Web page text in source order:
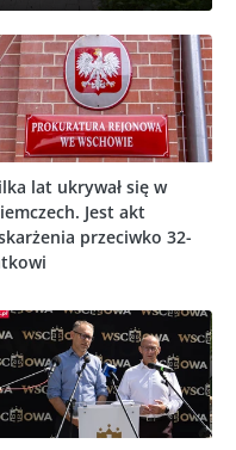
lat ukrywał się w
Jest akt
przeciwko 32-